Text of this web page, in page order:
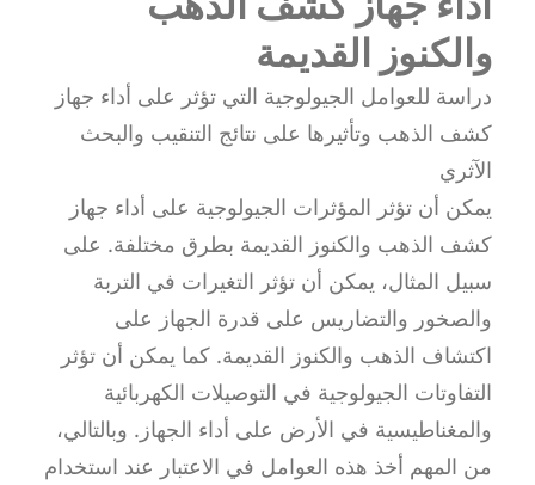
والكنوز القديمة
دراسة للعوامل الجيولوجية التي تؤثر على أداء جهاز
كشف الذهب وتأثيرها على نتائج التنقيب والبحث
الآثري
يمكن أن تؤثر المؤثرات الجيولوجية على أداء جهاز
كشف الذهب والكنوز القديمة بطرق مختلفة. على
سبيل المثال، يمكن أن تؤثر التغيرات في التربة
والصخور والتضاريس على قدرة الجهاز على
اكتشاف الذهب والكنوز القديمة. كما يمكن أن تؤثر
التفاوتات الجيولوجية في التوصيلات الكهربائية
والمغناطيسية في الأرض على أداء الجهاز. وبالتالي،
من المهم أخذ هذه العوامل في الاعتبار عند استخدام